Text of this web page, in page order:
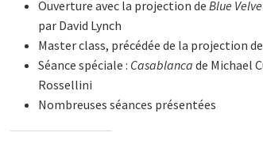
Ouverture avec la projection de Blue
par David Lynch
Master class, précédée de la projection de
Séance spéciale : Casablanca de Michael
Rossellini
Nombreuses séances présentées